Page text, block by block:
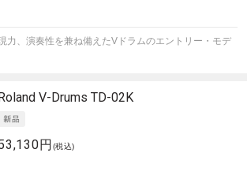
力、演奏性を兼ね備えたVドラムのエントリー・モデ
Roland V-Drums TD-02K
円 (税込)